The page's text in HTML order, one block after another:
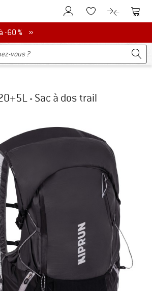
Vers le compte client
Vers la liste
Vers le
%
-60 % »
- Sac à dos trail